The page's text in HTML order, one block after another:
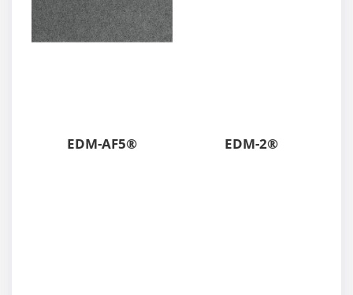
EDM-AF5® EDM-2®